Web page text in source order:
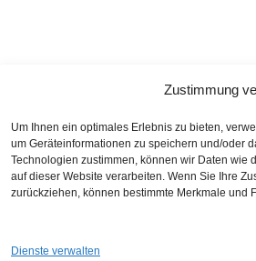
Zustimmung
Um Ihnen ein optimales Erlebnis zu bieten,
um Geräteinformationen zu speichern und/oder
Technologien zustimmen, können wir Daten wie
auf dieser Website verarbeiten. Wenn Sie Ihre
zurückziehen, können bestimmte Merkmale und
Dienste verwalten